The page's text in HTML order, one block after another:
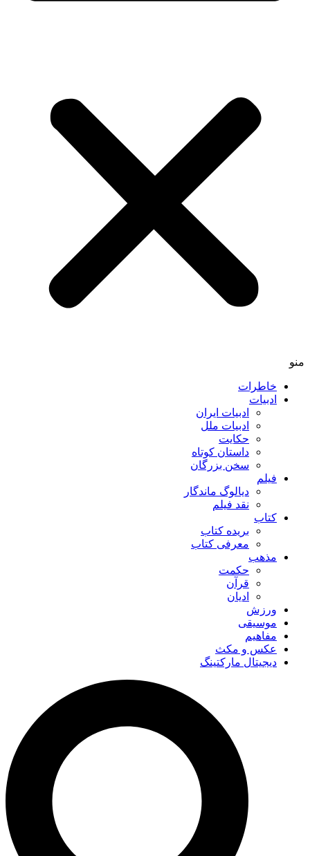
منو
خاطرات
ادبیات
ادبیات ایران
ادبیات ملل
حکایت
داستان کوتاه
سخن بزرگان
فیلم
دیالوگ ماندگار
نقد فیلم
کتاب
بریده کتاب
معرفی کتاب
مذهب
حکمت
قرآن
ادیان
ورزش
موسیقی
مفاهیم
عکس و مکث
دیجیتال مارکتینگ